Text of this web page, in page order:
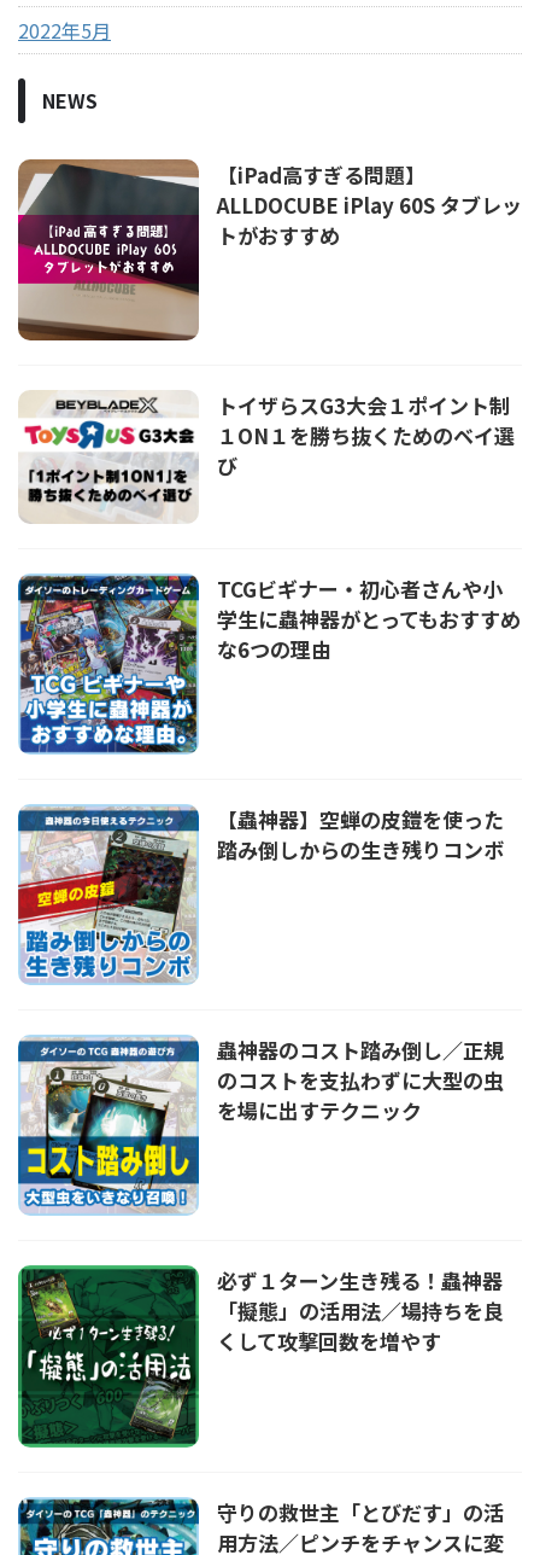
2022年5月
NEWS
【iPad高すぎる問題】
ALLDOCUBE iPlay 60S タブレッ
トがおすすめ
トイザらスG3大会１ポイント制
１ON１を勝ち抜くためのベイ選
び
TCGビギナー・初心者さんや小
学生に蟲神器がとってもおすすめ
な6つの理由
【蟲神器】空蝉の皮鎧を使った
踏み倒しからの生き残りコンボ
蟲神器のコスト踏み倒し／正規
のコストを支払わずに大型の虫
を場に出すテクニック
必ず１ターン生き残る！蟲神器
「擬態」の活用法／場持ちを良
くして攻撃回数を増やす
守りの救世主「とびだす」の活
用方法／ピンチをチャンスに変